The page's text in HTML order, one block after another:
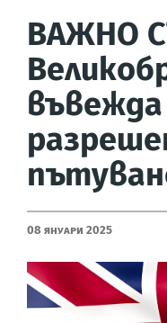
ВАЖНО
08 Януари 2025